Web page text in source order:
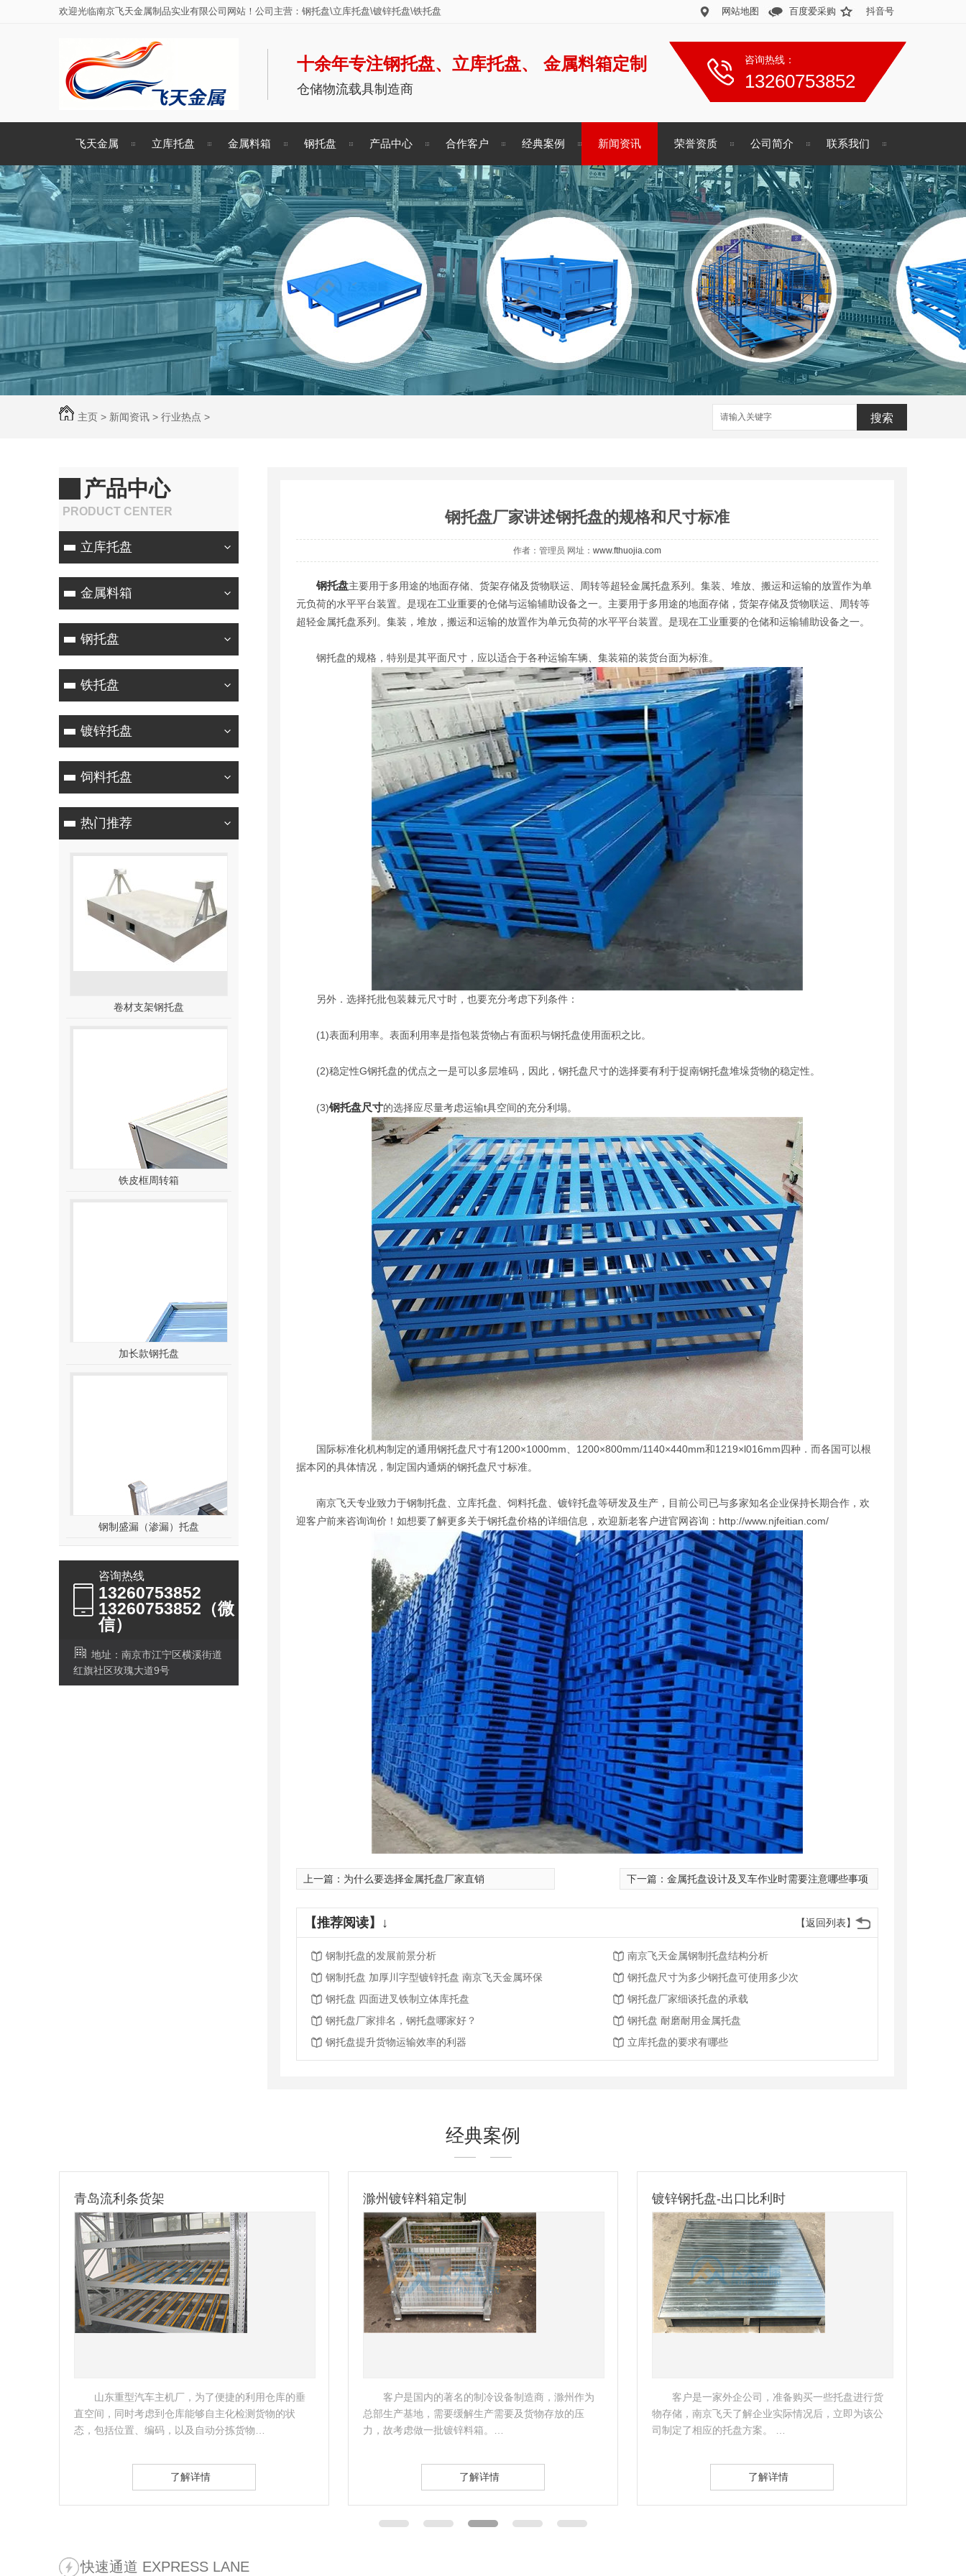
欢迎光临南京飞天金属制品实业有限公司网站！公司主营：钢托盘\立库托盘\镀锌托盘\铁托盘 网站地图 百度爱采购 抖音号
十余年专注钢托盘、立库托盘、 金属料箱定制
仓储物流载具制造商
咨询热线：
13260753852
飞天金属 立库托盘 金属料箱 钢托盘 产品中心 合作客户 经典案例 新闻资讯 荣誉资质 公司简介 联系我们
主页 > 新闻资讯 > 行业热点 > 搜索
产品中心
PRODUCT CENTER
立库托盘
金属料箱
钢托盘
铁托盘
镀锌托盘
饲料托盘
热门推荐
卷材支架钢托盘
铁皮框周转箱
加长款钢托盘
钢制盛漏（渗漏）托盘
咨询热线
13260753852
13260753852（微
信）
地址：南京市江宁区横溪街道
红旗社区玫瑰大道9号
钢托盘厂家讲述钢托盘的规格和尺寸标准
作者：管理员 网址： www.fthuojia.com
钢托盘主要用于多用途的地面存储、货架存储及货物联运、周转等超轻金属托盘系列。集装、堆放、搬运和运输的放置作为单
元负荷的水平平台装置。是现在工业重要的仓储与运输辅助设备之一。主要用于多用途的地面存储，货架存储及货物联运、周转等
超轻金属托盘系列。集装，堆放，搬运和运输的放置作为单元负荷的水平平台装置。是现在工业重要的仓储和运输辅助设备之一。
钢托盘的规格，特别是其平面尺寸，应以适合于各种运输车辆、集装箱的装货台面为标淮。
另外．选择托批包装棘元尺寸时，也要充分考虑下列条件：
(1)表面利用率。表面利用率是指包装货物占有面积与钢托盘使用面积之比。
(2)稳定性G钢托盘的优点之一是可以多层堆码，因此，钢托盘尺寸的选择要有利于捉南钢托盘堆垛货物的稳定性。
(3)钢托盘尺寸的选择应尽量考虑运输t具空间的充分利塌。
国际标准化机构制定的通用钢托盘尺寸有1200×1000mm、1200×800mm/1140×440mm和1219×l016mm四种．而各国可以根
据本冈的具体情况，制定国内通炳的钢托盘尺寸标准。
南京飞天专业致力于钢制托盘、立库托盘、饲料托盘、镀锌托盘等研发及生产，目前公司已与多家知名企业保持长期合作，欢
迎客户前来咨询询价！如想要了解更多关于钢托盘价格的详细信息，欢迎新老客户进官网咨询：http://www.njfeitian.com/
上一篇： 为什么要选择金属托盘厂家直销 下一篇： 金属托盘设计及叉车作业时需要注意哪些事项
【返回列表】
【推荐阅读】↓
钢制托盘的发展前景分析
南京飞天金属钢制托盘结构分析
钢制托盘 加厚川字型镀锌托盘 南京飞天金属环保
钢托盘尺寸为多少钢托盘可使用多少次
钢托盘 四面进叉铁制立体库托盘
钢托盘厂家细谈托盘的承载
钢托盘厂家排名，钢托盘哪家好？
钢托盘 耐磨耐用金属托盘
钢托盘提升货物运输效率的利器
立库托盘的要求有哪些
经典案例
滁州镀锌料箱定制
客户是国内的著名的制冷设备制造商，滁州作为
总部生产基地，需要缓解生产需要及货物存放的压
力，故考虑做一批镀锌料箱。…
了解详情
镀锌钢托盘-出口比利时
客户是一家外企公司，准备购买一些托盘进行货
物存储，南京飞天了解企业实际情况后，立即为该公
司制定了相应的托盘方案。 …
了解详情
南通重型货架
作为享富声誉的跨国集团，奇华顿香精香料有限
公司一直对仓储设备有着极高的管理要求。…
了解详情
快速通道 EXPRESS LANE